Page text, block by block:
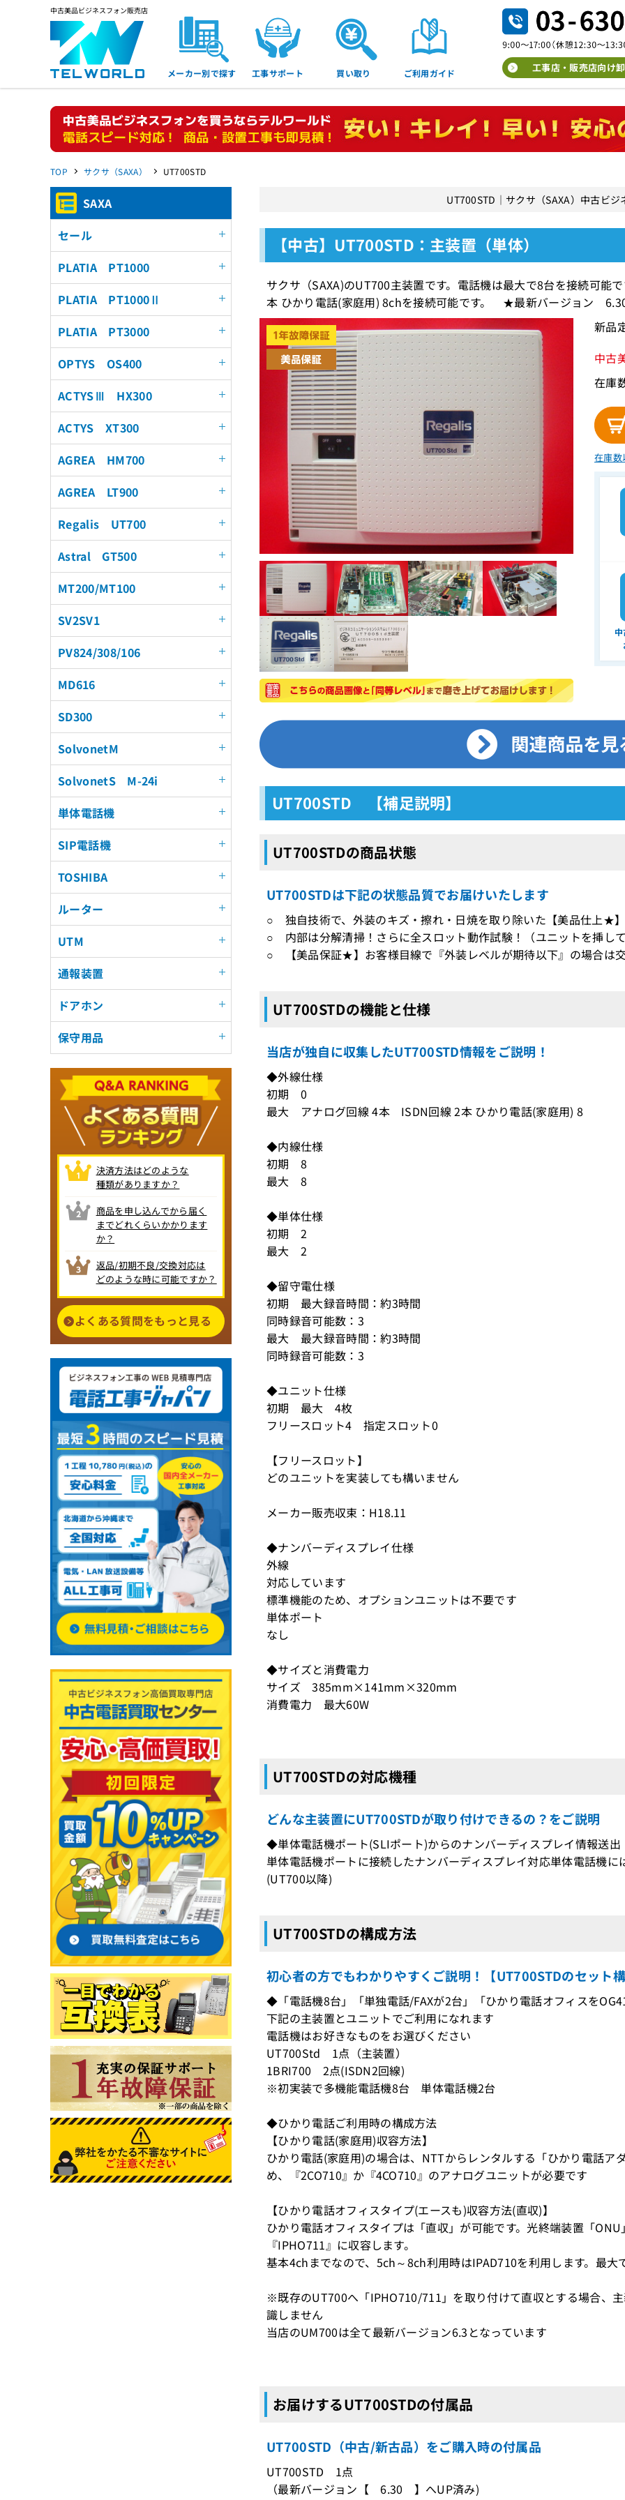
中古美品ビジネスフォン販売店
メーカー別で探す 工事サポート 買い取り ご利用ガイド 工事店・販売店向け
TOP サクサ（SAXA） UT700STD
UT700STD｜サクサ（SAXA）中古ビ
【中古】UT700STD：主装置（単体）
サクサ（SAXA)のUT700主装置です。電話機は最大で8台を接続可
本 ひかり電話(家庭用) 8chを接続可能です。 ★最新バージョン
新品
中古
在庫
在庫数
UT700STD 【補足説明】
UT700STDの商品状態
UT700STDは下記の状態品質でお届けいたします
○ 独自技術で、外装のキズ・擦れ・日焼を取り除いた【美品仕上★
○ 内部は分解清掃！さらに全スロット動作試験！（ユニットを挿し
○ 【美品保証★】お客様目線で『外装レベルが期待以下』の場合は
UT700STDの機能と仕様
当店が独自に収集したUT700STD情報をご説明！
◆外線仕様
初期 0
最大 アナログ回線 4本 ISDN回線 2本 ひかり電話(家庭用) 8
◆内線仕様
初期 8
最大 8
◆単体仕様
初期 2
最大 2
◆留守電仕様
初期 最大録音時間：約3時間
同時録音可能数：3
最大 最大録音時間：約3時間
同時録音可能数：3
◆ユニット仕様
初期 最大 4枚
フリースロット4 指定スロット0
【フリースロット】
どのユニットを実装しても構いません
メーカー販売収束：H18.11
◆ナンバーディスプレイ仕様
外線
対応しています
標準機能のため、オプションユニットは不要です
単体ポート
なし
◆サイズと消費電力
サイズ 385mm×141mm×320mm
消費電力 最大60W
UT700STDの対応機種
どんな主装置にUT700STDが取り付けできるの？をご説明
◆単体電話機ポート(SLIポート)からのナンバーディスプレイ情報送出
単体電話機ポートに接続したナンバーディスプレイ対応単体電話機
(UT700以降)
UT700STDの構成方法
初心者の方でもわかりやすくご説明！【UT700STDのセット
◆「電話機8台」「単独電話/FAXが2台」「ひかり電話オフィスを
下記の主装置とユニットでご利用になれます
電話機はお好きなものをお選びください
UT700Std 1点（主装置）
1BRI700 2点(ISDN2回線)
※初実装で多機能電話機8台 単体電話機2台
◆ひかり電話ご利用時の構成方法
【ひかり電話(家庭用)収容方法】
ひかり電話(家庭用)の場合は、NTTからレンタルする「ひかり電話ア
め、『2CO710』か『4CO710』のアナログユニットが必要です
【ひかり電話オフィスタイプ(エースも)収容方法(直収)】
ひかり電話オフィスタイプは「直収」が可能です。光終端装置「
『IPHO711』に収容します。
基本4chまでなので、5ch～8ch利用時はIPAD710を利用します。最大
※既存のUT700へ「IPHO710/711」を取り付けて直収とする場合、
識しません
当店のUM700は全て最新バージョン6.3となっています
お届けするUT700STDの付属品
UT700STD（中古/新古品）をご購入時の付属品
UT700STD 1点
（最新バージョン【 6.30 】へUP済み)
SAXA
セール
PLATIA PT1000
PLATIA PT1000Ⅱ
PLATIA PT3000
OPTYS OS400
ACTYSⅢ HX300
ACTYS XT300
AGREA HM700
AGREA LT900
Regalis UT700
Astral GT500
MT200/MT100
SV2SV1
PV824/308/106
MD616
SD300
SolvonetM
SolvonetS M-24i
単体電話機
SIP電話機
TOSHIBA
ルーター
UTM
通報装置
ドアホン
保守用品
決済方法はどのような
種類がありますか？
商品を申し込んでから届く
までどれくらいかかります
か？
返品/初期不良/交換対応は
どのような時に可能ですか？
よくある質問をもっと見る